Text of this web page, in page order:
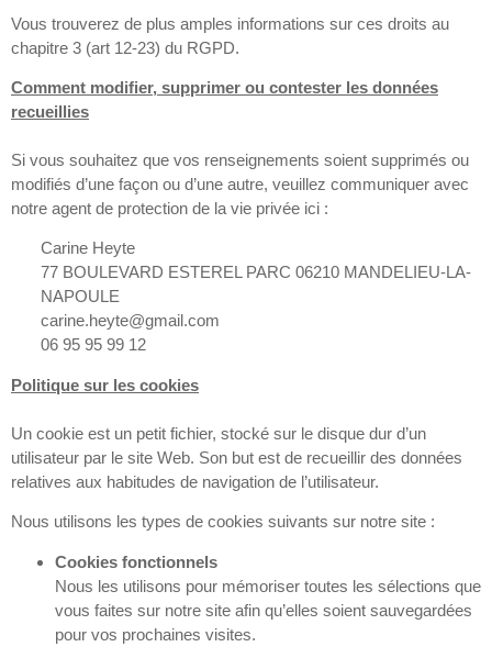
Vous trouverez de plus amples informations sur ces droits au
chapitre 3 (art 12-23) du RGPD.
Comment modifier, supprimer ou contester les données
recueillies
Si vous souhaitez que vos renseignements soient supprimés ou
modifiés d’une façon ou d’une autre, veuillez communiquer avec
notre agent de protection de la vie privée ici :
Carine Heyte
77 BOULEVARD ESTEREL PARC 06210 MANDELIEU-LA-
NAPOULE
carine.heyte@gmail.com
06 95 95 99 12
Politique sur les cookies
Un cookie est un petit fichier, stocké sur le disque dur d’un
utilisateur par le site Web. Son but est de recueillir des données
relatives aux habitudes de navigation de l’utilisateur.
Nous utilisons les types de cookies suivants sur notre site :
Cookies fonctionnels
Nous les utilisons pour mémoriser toutes les sélections que
vous faites sur notre site afin qu’elles soient sauvegardées
pour vos prochaines visites.